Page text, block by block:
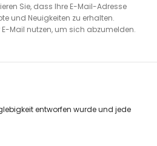
Sie, dass Ihre E-Mail-Adresse
und Neuigkeiten zu erhalten.
E-Mail nutzen, um sich abzumelden.
entworfen wurde und jede